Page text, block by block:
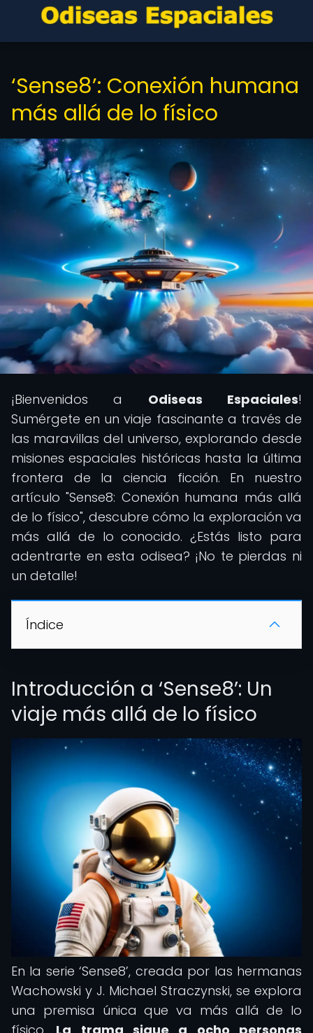
‘Sense8’: Conexión humana
más allá de lo físico
¡Bienvenidos a Odiseas Espaciales!
Sumérgete en un viaje fascinante a través de
las maravillas del universo, explorando desde
misiones espaciales históricas hasta la última
frontera de la ciencia ficción. En nuestro
artículo "Sense8: Conexión humana más allá
de lo físico", descubre cómo la exploración va
más allá de lo conocido. ¿Estás listo para
adentrarte en esta odisea? ¡No te pierdas ni
un detalle!
Índice
Introducción a ‘Sense8’: Un
viaje más allá de lo físico
En la serie ‘Sense8’, creada por las hermanas
Wachowski y J. Michael Straczynski, se explora
una premisa única que va más allá de lo